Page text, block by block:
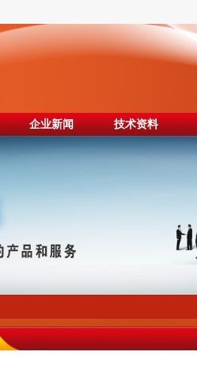
企业新闻 技术资料